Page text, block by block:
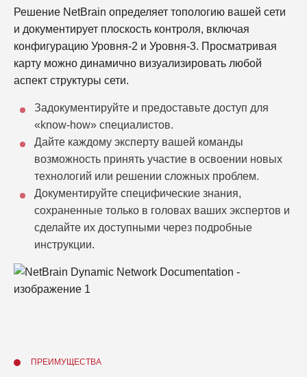
Решение NetBrain определяет топологию вашей сети
и документирует плоскость контроля, включая
конфигурацию Уровня-2 и Уровня-3. Просматривая
карту можно динамично визуализировать любой
аспект структуры сети.
Задокументируйте и предоставьте доступ для
«know-how» специалистов.
Дайте каждому эксперту вашей команды
возможность принять участие в освоении новых
технологий или решении сложных проблем.
Документируйте специфические знания,
сохраненные только в головах ваших экспертов и
сделайте их доступными через подробные
инструкции.
ПРЕИМУЩЕСТВА